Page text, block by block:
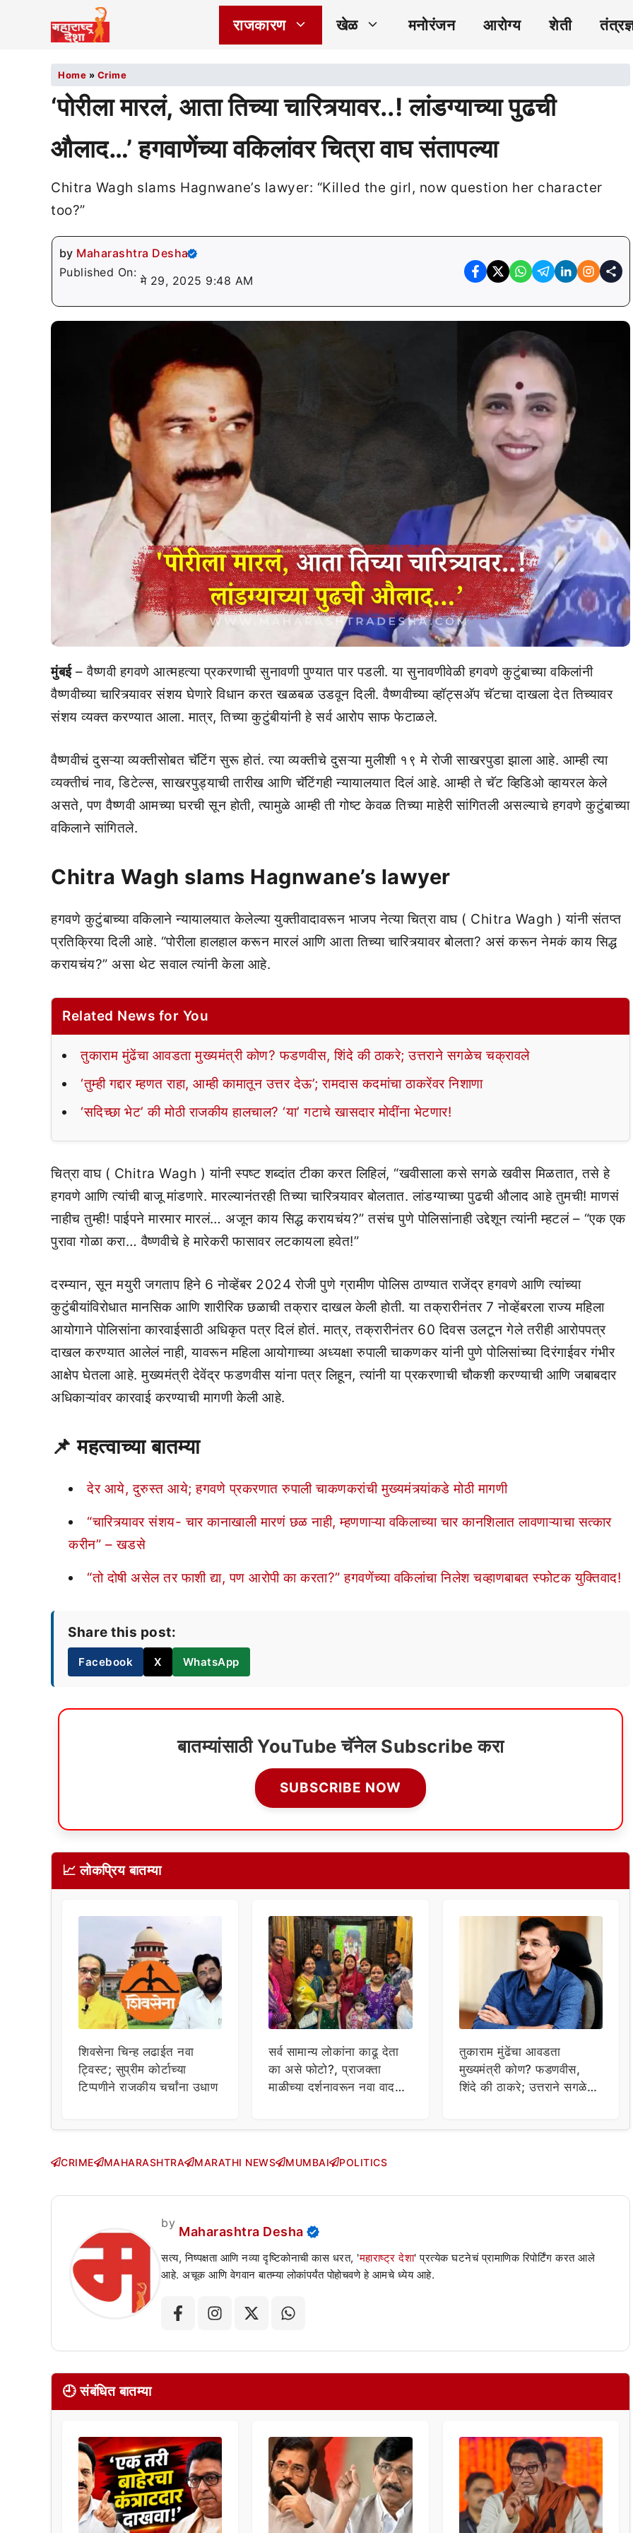
राजकारण खेळ मनोरंजन आरोग्य शेती
Home » Crime
‘पोरीला मारलं, आता तिच्या चारित्र्यावर..! लांडग्याच्या पुढची
औलाद…’ हगवाणेंच्या वकिलांवर चित्रा वाघ संतापल्या
Chitra Wagh slams Hagnwane’s lawyer: “Killed the girl, now question her character
too?”
by Maharashtra Desha
Published On:
मे 29, 2025 9:48 AM
मुंबई– वैष्णवी हगवणे आत्महत्या प्रकरणाची सुनावणी पुण्यात पार पडली. या सुनावणीवेळी हगवणे कुटुंबाच्या वकिलांनी
वैष्णवीच्या चारित्र्यावर संशय घेणारे विधान करत खळबळ उडवून दिली. वैष्णवीच्या व्हॉट्सअ‍ॅप चॅटचा दाखला देत तिच्यावर
संशय व्यक्त करण्यात आला. मात्र, तिच्या कुटुंबीयांनी हे सर्व आरोप साफ फेटाळले.
वैष्णवीचं दुसऱ्या व्यक्तीसोबत चॅटिंग सुरू होतं. त्या व्यक्तीचे दुसऱ्या मुलीशी १९ मे रोजी साखरपुडा झाला आहे. आम्ही त्या
व्यक्तीचं नाव, डिटेल्स, साखरपुड्याची तारीख आणि चॅटिंगही न्यायालयात दिलं आहे. आम्ही ते चॅट व्हिडिओ व्हायरल केले
असते, पण वैष्णवी आमच्या घरची सून होती, त्यामुळे आम्ही ती गोष्ट केवळ तिच्या माहेरी सांगितली असल्याचे हगवणे कुटुंबाच्या
वकिलाने सांगितले.
Chitra Wagh slams Hagnwane’s lawyer
हगवणे कुटुंबाच्या वकिलाने न्यायालयात केलेल्या युक्तीवादावरून भाजप नेत्या चित्रा वाघ ( Chitra Wagh ) यांनी संतप्त
प्रतिक्रिया दिली आहे. “पोरीला हालहाल करून मारलं आणि आता तिच्या चारित्र्यावर बोलता? असं करून नेमकं काय सिद्ध
करायचंय?” असा थेट सवाल त्यांनी केला आहे.
Related News for You
तुकाराम मुंढेंचा आवडता मुख्यमंत्री कोण? फडणवीस, शिंदे की ठाकरे; उत्तराने सगळेच चक्रावले
‘तुम्ही गद्दार म्हणत राहा, आम्ही कामातून उत्तर देऊ’; रामदास कदमांचा ठाकरेंवर निशाणा
‘सदिच्छा भेट’ की मोठी राजकीय हालचाल? ‘या’ गटाचे खासदार मोदींना भेटणार!
चित्रा वाघ ( Chitra Wagh ) यांनी स्पष्ट शब्दांत टीका करत लिहिलं, “खवीसाला कसे सगळे खवीस मिळतात, तसे हे
हगवणे आणि त्यांची बाजू मांडणारे. मारल्यानंतरही तिच्या चारित्र्यावर बोलतात. लांडग्याच्या पुढची औलाद आहे तुमची! माणसं
नाहीच तुम्ही! पाईपने मारमार मारलं… अजून काय सिद्ध करायचंय?” तसंच पुणे पोलिसांनाही उद्देशून त्यांनी म्हटलं – “एक एक
पुरावा गोळा करा… वैष्णवीचे हे मारेकरी फासावर लटकायला हवेत!”
दरम्यान, सून मयुरी जगताप हिने 6 नोव्हेंबर 2024 रोजी पुणे ग्रामीण पोलिस ठाण्यात राजेंद्र हगवणे आणि त्यांच्या
कुटुंबीयांविरोधात मानसिक आणि शारीरिक छळाची तक्रार दाखल केली होती. या तक्रारीनंतर 7 नोव्हेंबरला राज्य महिला
आयोगाने पोलिसांना कारवाईसाठी अधिकृत पत्र दिलं होतं. मात्र, तक्रारीनंतर 60 दिवस उलटून गेले तरीही आरोपपत्र
दाखल करण्यात आलेलं नाही, यावरून महिला आयोगाच्या अध्यक्षा रुपाली चाकणकर यांनी पुणे पोलिसांच्या दिरंगाईवर गंभीर
आक्षेप घेतला आहे. मुख्यमंत्री देवेंद्र फडणवीस यांना पत्र लिहून, त्यांनी या प्रकरणाची चौकशी करण्याची आणि जबाबदार
अधिकाऱ्यांवर कारवाई करण्याची मागणी केली आहे.
📌 महत्वाच्या बातम्या
देर आये, दुरुस्त आये; हगवणे प्रकरणात रुपाली चाकणकरांची मुख्यमंत्र्यांकडे मोठी मागणी
“चारित्र्यावर संशय- चार कानाखाली मारणं छळ नाही, म्हणणाऱ्या वकिलाच्या चार कानशिलात लावणाऱ्याचा सत्कार
करीन” – खडसे
“तो दोषी असेल तर फाशी द्या, पण आरोपी का करता?” हगवणेंच्या वकिलांचा निलेश चव्हाणबाबत स्फोटक युक्तिवाद!
Share this post:
Facebook X WhatsApp
बातम्यांसाठी YouTube चॅनेल Subscribe करा
SUBSCRIBE NOW
📈 लोकप्रिय बातम्या
शिवसेना चिन्ह लढाईत नवा
ट्विस्ट; सुप्रीम कोर्टाच्या
टिप्पणीने राजकीय चर्चांना उधाण
सर्व सामान्य लोकांना काढू देता
का असे फोटो?, प्राजक्ता
माळीच्या दर्शनावरून नवा वाद;
तुकाराम मुंढेंचा आवडता
मुख्यमंत्री कोण? फडणवीस,
शिंदे की ठाकरे; उत्तराने सगळेच
CRIME MAHARASHTRA MARATHI NEWS MUMBAI POLITICS
by
Maharashtra Desha
सत्य, निष्पक्षता आणि नव्या दृष्टिकोनाची कास धरत, 'महाराष्ट्र देशा' प्रत्येक घटनेचं प्रामाणिक रिपोर्टिंग करत आले
आहे. अचूक आणि वेगवान बातम्या लोकांपर्यंत पोहोचवणे हे आमचे ध्येय आहे.
🕘 संबंधित बातम्या